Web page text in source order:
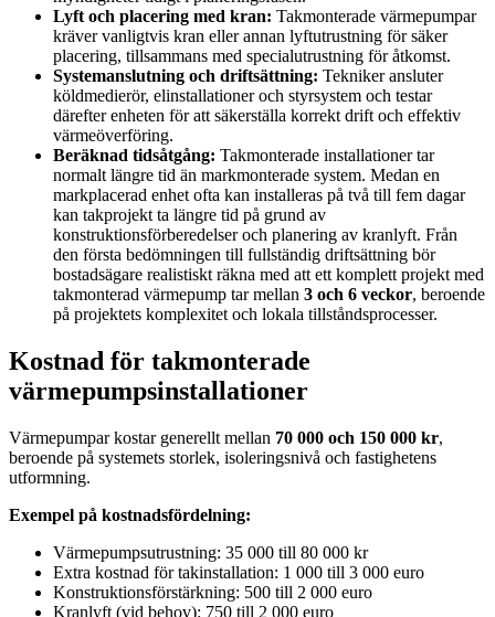
Lyft och placering med kran: Takmonterade värmepumpar
kräver vanligtvis kran eller annan lyftutrustning för säker
placering, tillsammans med specialutrustning för åtkomst.
Systemanslutning och driftsättning: Tekniker ansluter
köldmedierör, elinstallationer och styrsystem och testar
därefter enheten för att säkerställa korrekt drift och effektiv
värmeöverföring.
Beräknad tidsåtgång: Takmonterade installationer tar
normalt längre tid än markmonterade system. Medan en
markplacerad enhet ofta kan installeras på två till fem dagar
kan takprojekt ta längre tid på grund av
konstruktionsförberedelser och planering av kranlyft. Från
den första bedömningen till fullständig driftsättning bör
bostadsägare realistiskt räkna med att ett komplett projekt med
takmonterad värmepump tar mellan 3 och 6 veckor, beroende
på projektets komplexitet och lokala tillståndsprocesser.
Kostnad för takmonterade
värmepumpsinstallationer
Värmepumpar kostar generellt mellan 70 000 och 150 000 kr,
beroende på systemets storlek, isoleringsnivå och fastighetens
utformning.
Exempel på kostnadsfördelning:
Värmepumpsutrustning: 35 000 till 80 000 kr
Extra kostnad för takinstallation: 1 000 till 3 000 euro
Konstruktionsförstärkning: 500 till 2 000 euro
Kranlyft (vid behov): 750 till 2 000 euro